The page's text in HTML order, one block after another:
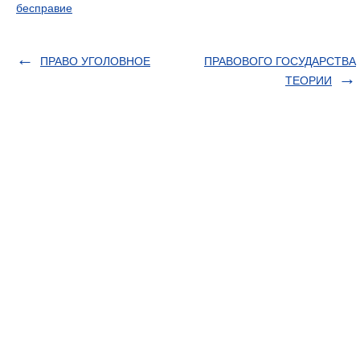
бесправие
ПРАВО УГОЛОВНОЕ
ПРАВОВОГО ГОСУДАРСТВА
ТЕОРИИ